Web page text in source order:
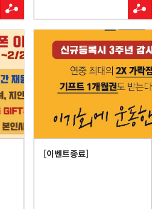
[이벤트종료]